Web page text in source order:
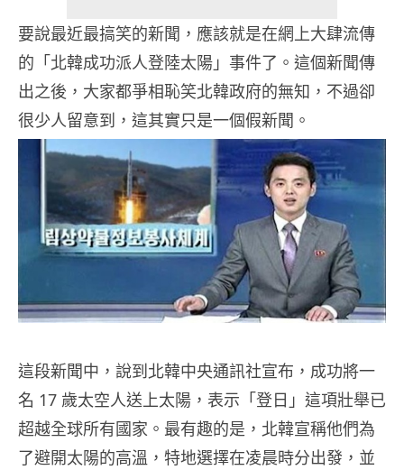
要說最近最搞笑的新聞，應該就是在網上大肆流傳
的「北韓成功派人登陸太陽」事件了。這個新聞傳
出之後，大家都爭相恥笑北韓政府的無知，不過卻
很少人留意到，這其實只是一個假新聞。
這段新聞中，說到北韓中央通訊社宣布，成功將一
名 17 歲太空人送上太陽，表示「登日」這項壯舉已
超越全球所有國家。最有趣的是，北韓宣稱他們為
了避開太陽的高溫，特地選擇在凌晨時分出發，並